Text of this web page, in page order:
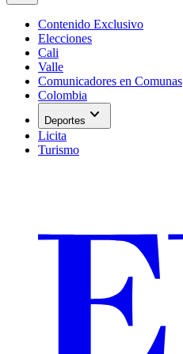
Contenido Exclusivo
Elecciones
Cali
Valle
Comunicadores en Comunas
Colombia
Deportes expand_more
Licita
Turismo